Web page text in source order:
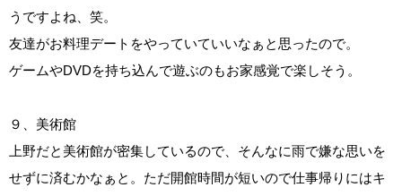
うですよね、笑。
友達がお料理デートをやっていていいなぁと思ったので。
ゲームやDVDを持ち込んで遊ぶのもお家感覚で楽しそう。
９、美術館
上野だと美術館が密集しているので、そんなに雨で嫌な思いを
せずに済むかなぁと。ただ開館時間が短いので仕事帰りにはキ